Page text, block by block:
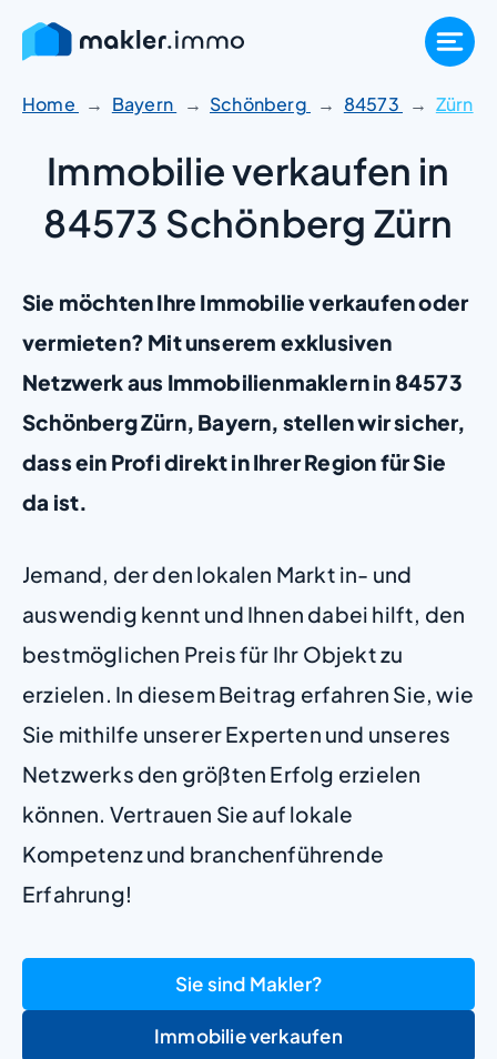
Zum
Inhalt
springen
Home Bayern Schönberg 84573 Zürn
Immobilie verkaufen in
84573 Schönberg Zürn
Sie möchten Ihre Immobilie verkaufen oder
vermieten? Mit unserem exklusiven
Netzwerk aus Immobilienmaklern in 84573
Schönberg Zürn, Bayern, stellen wir sicher,
dass ein Profi direkt in Ihrer Region für Sie
da ist.
Jemand, der den lokalen Markt in- und
auswendig kennt und Ihnen dabei hilft, den
bestmöglichen Preis für Ihr Objekt zu
erzielen. In diesem Beitrag erfahren Sie, wie
Sie mithilfe unserer Experten und unseres
Netzwerks den größten Erfolg erzielen
können. Vertrauen Sie auf lokale
Kompetenz und branchenführende
Erfahrung!
Sie sind Makler?
Immobilie verkaufen